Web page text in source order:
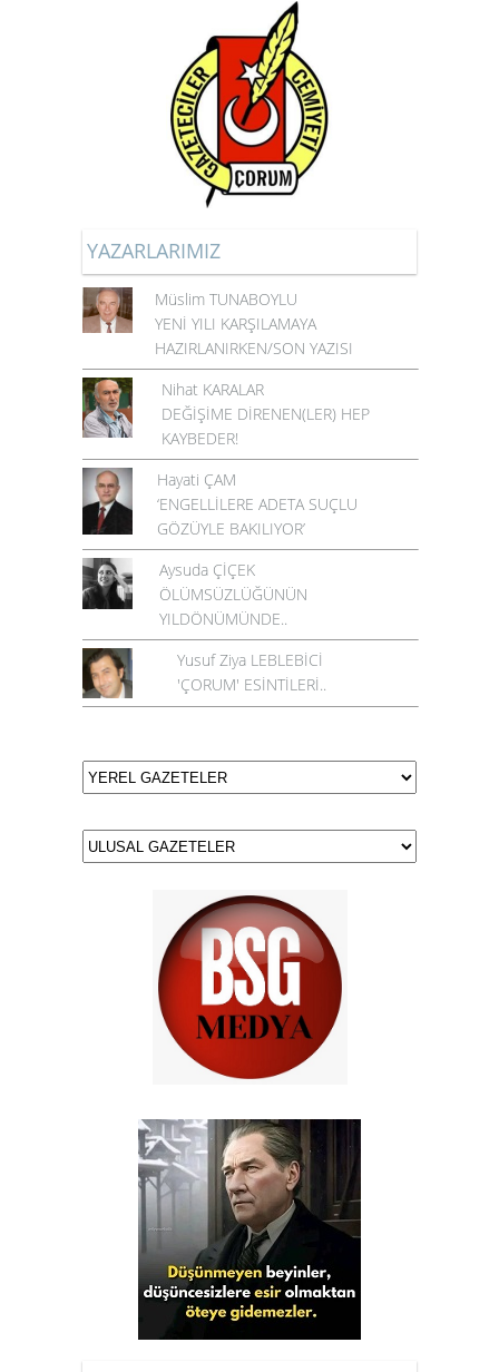
YAZARLARIMIZ
Müslim TUNABOYLU
YENİ YILI KARŞILAMAYA
HAZIRLANIRKEN/SON YAZISI
Nihat KARALAR
DEĞİŞİME DİRENEN(LER) HEP
KAYBEDER!
Hayati ÇAM
‘ENGELLİLERE ADETA SUÇLU
GÖZÜYLE BAKILIYOR’
Aysuda ÇİÇEK
ÖLÜMSÜZLÜĞÜNÜN
YILDÖNÜMÜNDE..
Yusuf Ziya LEBLEBİCİ
'ÇORUM' ESİNTİLERİ..